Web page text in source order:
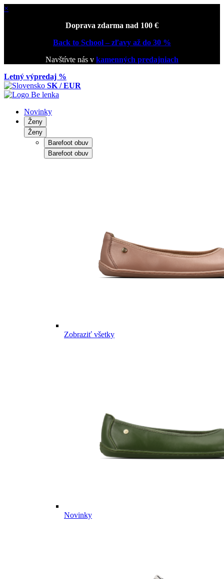
×
Doprava zdarma nad 100 €
Back to School – zľavy až do 30 %
Navštívte nás v kamenných predajniach
Letný výpredaj %
SK / EUR
Novinky
Ženy
Ženy
Barefoot obuv
Barefoot obuv
Zobraziť všetky
Novinky